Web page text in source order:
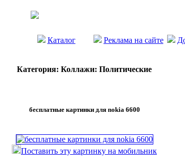
Каталог Реклама на сайте
Категория: Коллажи: Политические
бесплатные картинки для nokia 6600
Поставить эту картинку на мобильник